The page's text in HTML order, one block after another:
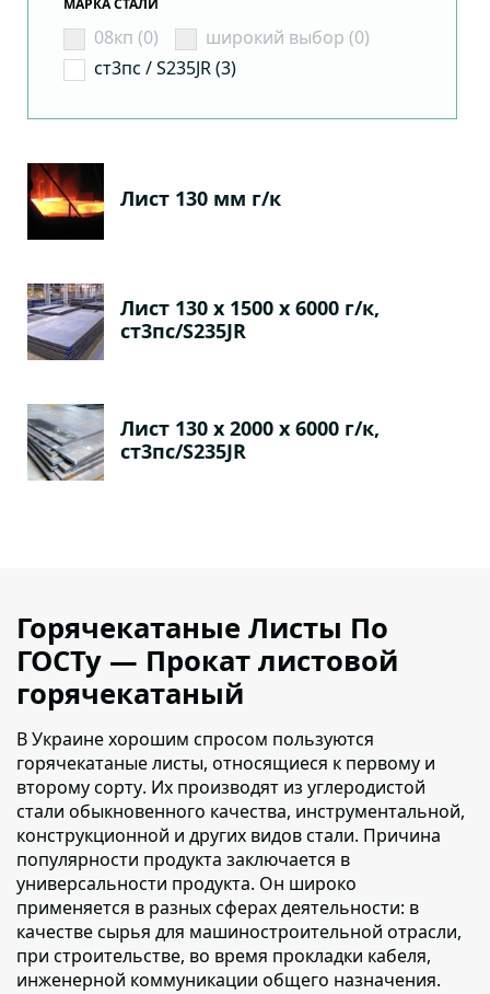
МАРКА СТАЛИ
08кп (0)
широкий выбор (0)
ст3пс / S235JR (3)
Лист 130 мм г/к
Лист 130 х 1500 х 6000 г/к,
ст3пс/S235JR
Лист 130 х 2000 х 6000 г/к,
ст3пс/S235JR
Горячекатаные Листы По
ГОСТу — Прокат листовой
горячекатаный
В Украине хорошим спросом пользуются
горячекатаные листы, относящиеся к первому и
второму сорту. Их производят из углеродистой
стали обыкновенного качества, инструментальной,
конструкционной и других видов стали. Причина
популярности продукта заключается в
универсальности продукта. Он широко
применяется в разных сферах деятельности: в
качестве сырья для машиностроительной отрасли,
при строительстве, во время прокладки кабеля,
инженерной коммуникации общего назначения.